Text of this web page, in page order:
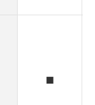
■